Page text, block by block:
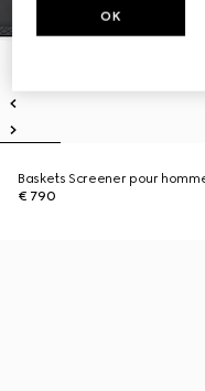
Baskets Screener pour
€ 790
OK